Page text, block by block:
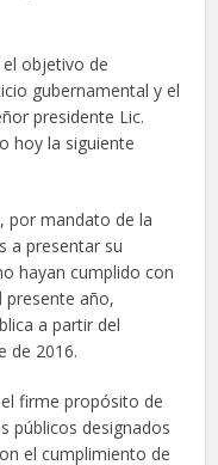
objetivo de
gubernamental y el
presidente Lic.
hoy la siguiente
por mandato de la
a presentar su
hayan cumplido con
presente año,
a partir del
de 2016.
firme propósito de
públicos designados
el cumplimiento de